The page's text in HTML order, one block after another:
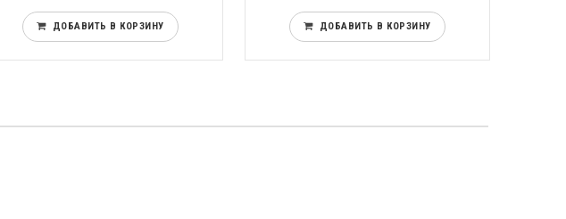
ДОБАВИТЬ В КОРЗИНУ ДОБАВИТЬ В КОРЗИНУ